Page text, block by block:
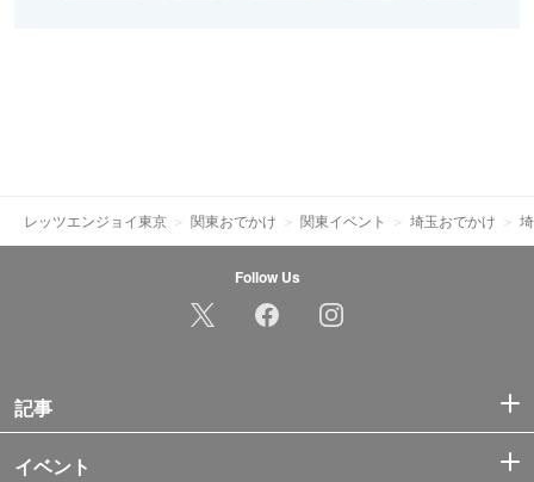
レッツエンジョイ東京 関東おでかけ 関東イベント 埼玉おでかけ
Follow Us
記事
イベント